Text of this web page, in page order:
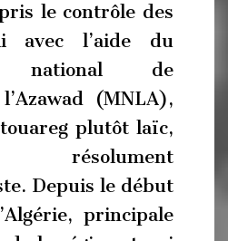
le contrôle des
avec l’aide du
national de
(MNLA),
plutôt laïc,
Depuis le début
principale